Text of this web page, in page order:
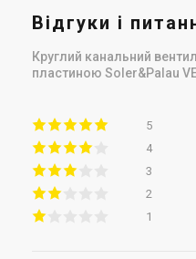
Відгуки і
Круглий канальний
пластиною Soler&Palau
5
4
3
2
1